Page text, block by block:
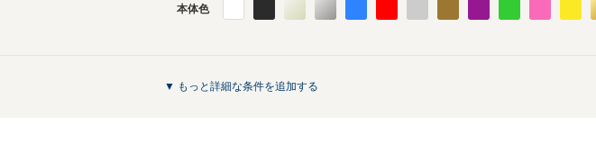
本体色
▼ もっと詳細な条件を追加する